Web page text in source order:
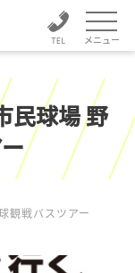
メニュー
民球場 野
観戦バスツアー